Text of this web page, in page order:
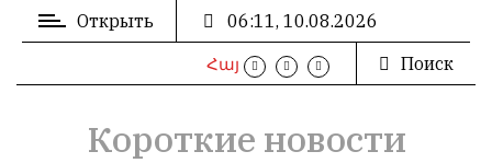
ВХОД
РЕГИСТРАЦИЯ
Открыть 06:11, 10.08.2026
Հայ Поиск
Короткие новости